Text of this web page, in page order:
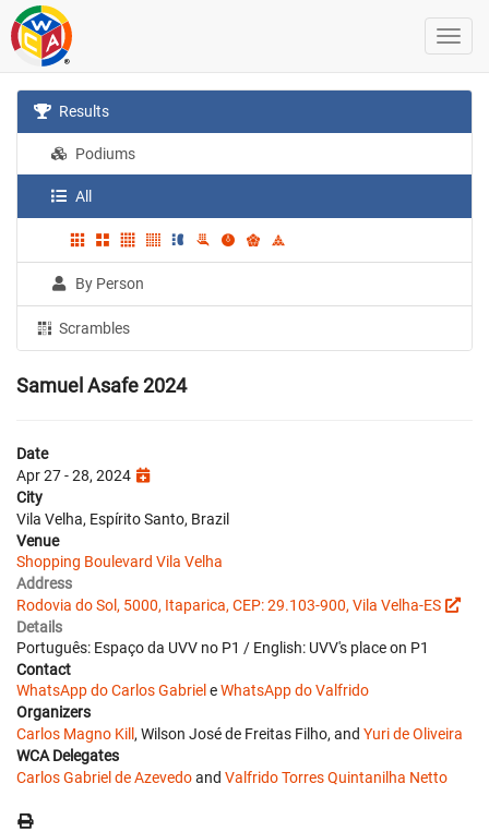
Results
Podiums
All
By Person
Scrambles
Samuel Asafe 2024
Date
Apr 27 - 28, 2024
City
Vila Velha, Espírito Santo, Brazil
Venue
Shopping Boulevard Vila Velha
Address
Rodovia do Sol, 5000, Itaparica, CEP: 29.103-900, Vila Velha-ES
Details
Português: Espaço da UVV no P1 / English: UVV's place on P1
Contact
WhatsApp do Carlos GabrieleWhatsApp do Valfrido
Organizers
Carlos Magno Kill, Wilson José de Freitas Filho, and Yuri de Oliveira
WCA Delegates
Carlos Gabriel de Azevedoand Valfrido Torres Quintanilha Netto